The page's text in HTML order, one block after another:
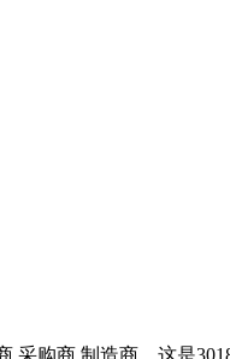
采购商,制造商。这是